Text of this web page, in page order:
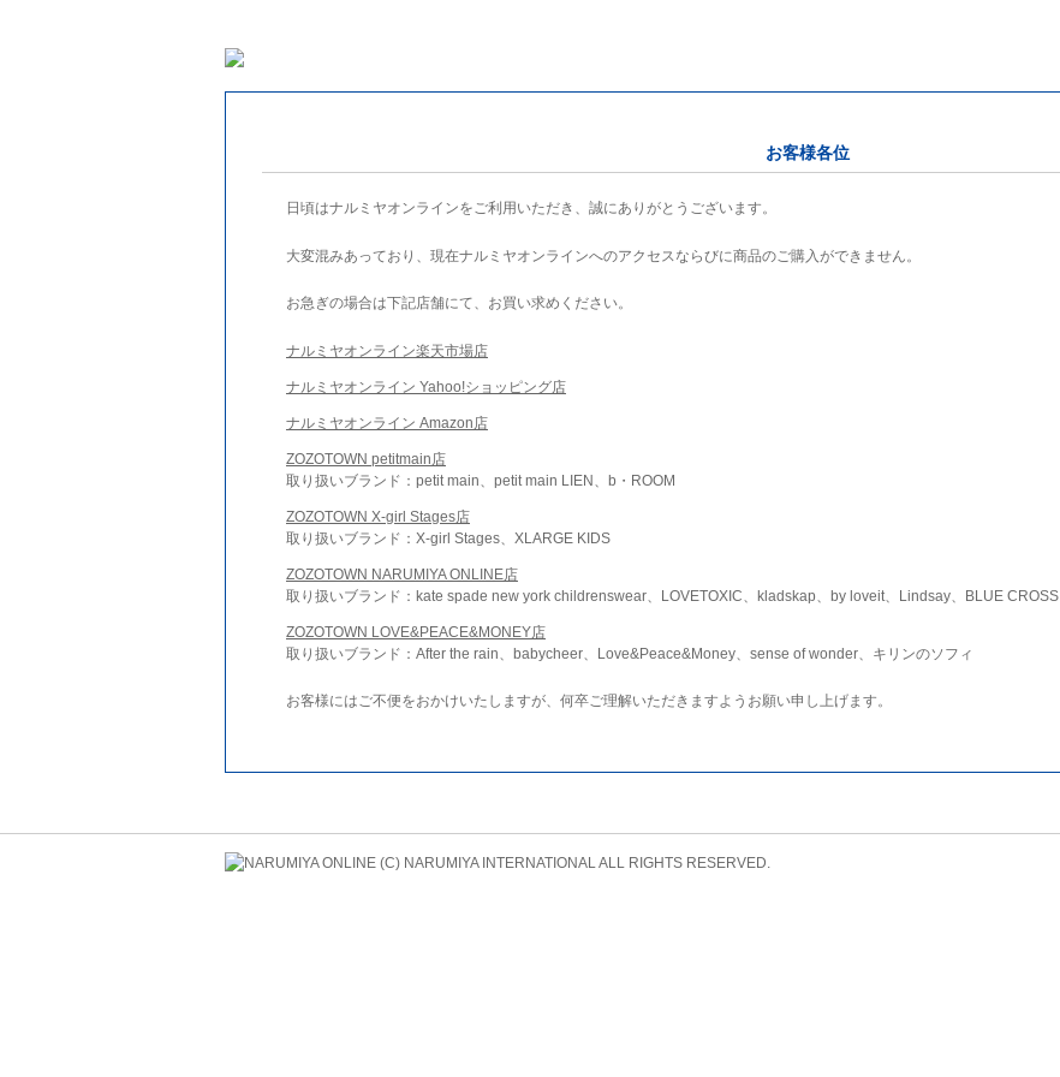
お客様各位
日頃はナルミヤオンラインをご利用いただき、誠にありがとうございます。
大変混みあっており、現在ナルミヤオンラインへのアクセスならびに商品のご購入ができません。
お急ぎの場合は下記店舗にて、お買い求めください。
ナルミヤオンライン楽天市場店
ナルミヤオンライン Yahoo!ショッピング店
ナルミヤオンライン Amazon店
ZOZOTOWN petitmain店
取り扱いブランド：petit main、petit main LIEN、b・ROOM
ZOZOTOWN X-girl Stages店
取り扱いブランド：X-girl Stages、XLARGE KIDS
ZOZOTOWN NARUMIYA ONLINE店
取り扱いブランド：kate spade new york childrenswear、LOVETOXIC、kladskap、by loveit、Lindsay、BLUE CROSS
ZOZOTOWN LOVE&PEACE&MONEY店
取り扱いブランド：After the rain、babycheer、Love&Peace&Money、sense of wonder、キリンのソフィ
お客様にはご不便をおかけいたしますが、何卒ご理解いただきますようお願い申し上げます。